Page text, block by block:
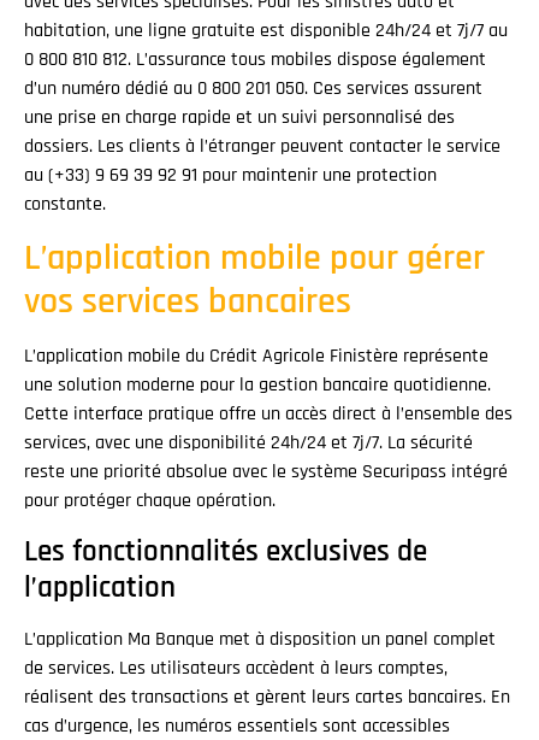
habitation, une ligne gratuite est disponible 24h/24 et 7j/7 au
0 800 810 812. L’assurance tous mobiles dispose également
d’un numéro dédié au 0 800 201 050. Ces services assurent
une prise en charge rapide et un suivi personnalisé des
dossiers. Les clients à l’étranger peuvent contacter le service
au (+33) 9 69 39 92 91 pour maintenir une protection
constante.
L’application mobile pour gérer
vos services bancaires
L’application mobile du Crédit Agricole Finistère représente
une solution moderne pour la gestion bancaire quotidienne.
Cette interface pratique offre un accès direct à l’ensemble des
services, avec une disponibilité 24h/24 et 7j/7. La sécurité
reste une priorité absolue avec le système Securipass intégré
pour protéger chaque opération.
Les fonctionnalités exclusives de
l’application
L’application Ma Banque met à disposition un panel complet
de services. Les utilisateurs accèdent à leurs comptes,
réalisent des transactions et gèrent leurs cartes bancaires. En
cas d’urgence, les numéros essentiels sont accessibles